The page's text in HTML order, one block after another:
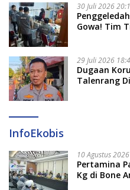
30 Juli 2026
Gowa! Tim
29 Juli 2026
Dugaan
Talenrang
InfoEkobis
10 Agustus
Pertamina
Kg di Bone